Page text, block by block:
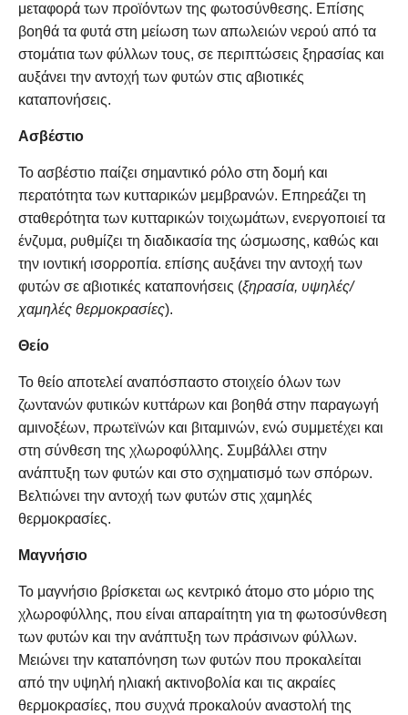
μεταφορά των προϊόντων της φωτοσύνθεσης. Επίσης
βοηθά τα φυτά στη μείωση των απωλειών νερού από τα
στομάτια των φύλλων τους, σε περιπτώσεις ξηρασίας και
αυξάνει την αντοχή των φυτών στις αβιοτικές
καταπονήσεις.
Ασβέστιο
Το ασβέστιο παίζει σημαντικό ρόλο στη δομή και
περατότητα των κυτταρικών μεμβρανών. Επηρεάζει τη
σταθερότητα των κυτταρικών τοιχωμάτων, ενεργοποιεί τα
ένζυμα, ρυθμίζει τη διαδικασία της ώσμωσης, καθώς και
την ιοντική ισορροπία. επίσης αυξάνει την αντοχή των
φυτών σε αβιοτικές καταπονήσεις (ξηρασία, υψηλές/
χαμηλές θερμοκρασίες).
Θείο
Το θείο αποτελεί αναπόσπαστο στοιχείο όλων των
ζωντανών φυτικών κυττάρων και βοηθά στην παραγωγή
αμινοξέων, πρωτεϊνών και βιταμινών, ενώ συμμετέχει και
στη σύνθεση της χλωροφύλλης. Συμβάλλει στην
ανάπτυξη των φυτών και στο σχηματισμό των σπόρων.
Βελτιώνει την αντοχή των φυτών στις χαμηλές
θερμοκρασίες.
Μαγνήσιο
Το μαγνήσιο βρίσκεται ως κεντρικό άτομο στο μόριο της
χλωροφύλλης, που είναι απαραίτητη για τη φωτοσύνθεση
των φυτών και την ανάπτυξη των πράσινων φύλλων.
Μειώνει την καταπόνηση των φυτών που προκαλείται
από την υψηλή ηλιακή ακτινοβολία και τις ακραίες
θερμοκρασίες, που συχνά προκαλούν αναστολή της